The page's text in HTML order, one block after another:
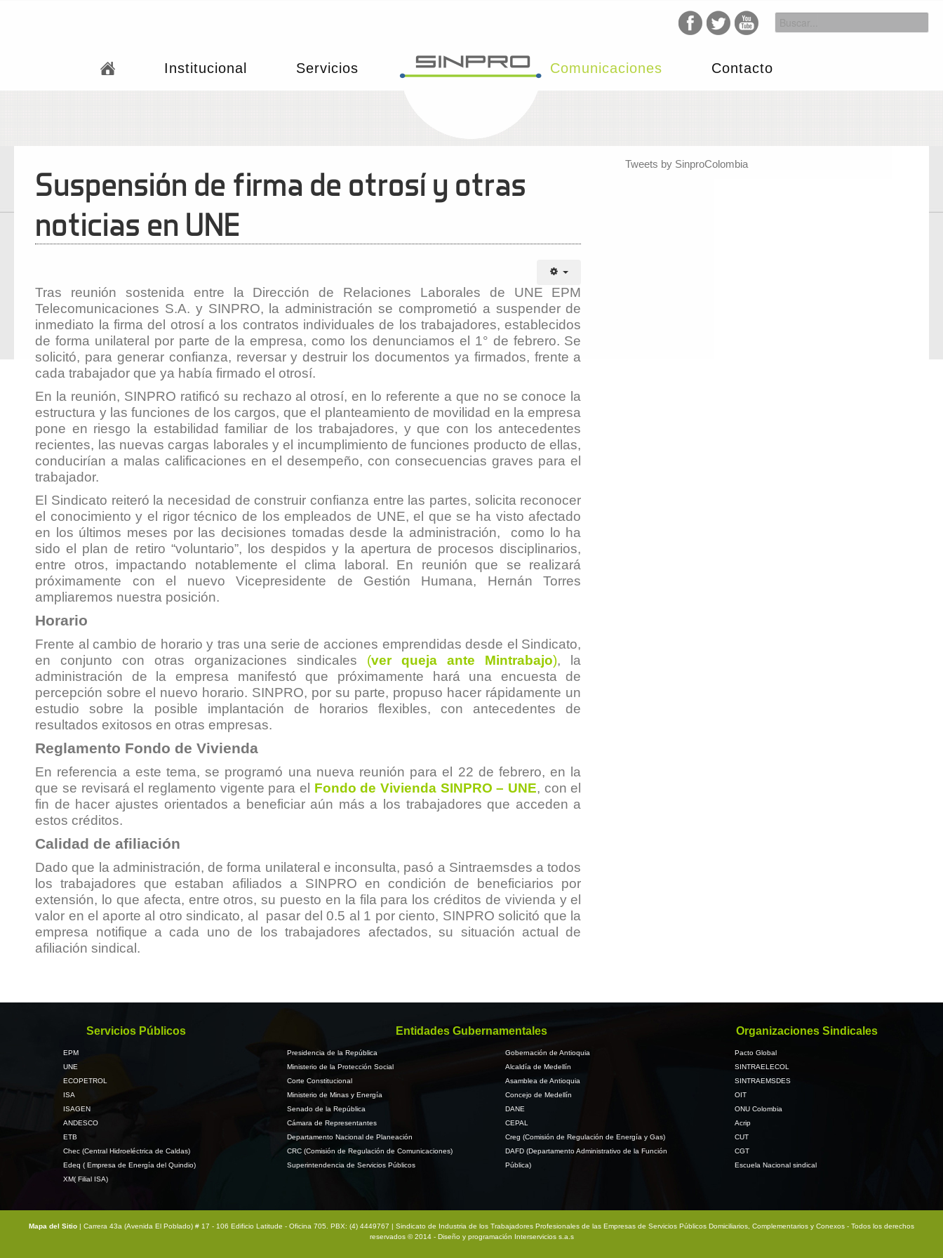
Institucional Servicios Comunicaciones Contacto
Suspensión de firma de otrosí y otras
noticias en UNE
Tras reunión sostenida entre la Dirección de Relaciones Laborales de UNE EPM
Telecomunicaciones S.A. y SINPRO, la administración se comprometió a suspender de
inmediato la firma del otrosí a los contratos individuales de los trabajadores, establecidos
de forma unilateral por parte de la empresa, como los denunciamos el 1° de febrero. Se
solicitó, para generar confianza, reversar y destruir los documentos ya firmados, frente a
cada trabajador que ya había firmado el otrosí.
En la reunión, SINPRO ratificó su rechazo al otrosí, en lo referente a que no se conoce la
estructura y las funciones de los cargos, que el planteamiento de movilidad en la empresa
pone en riesgo la estabilidad familiar de los trabajadores, y que con los antecedentes
recientes, las nuevas cargas laborales y el incumplimiento de funciones producto de ellas,
conducirían a malas calificaciones en el desempeño, con consecuencias graves para el
trabajador.
El Sindicato reiteró la necesidad de construir confianza entre las partes, solicita reconocer
el conocimiento y el rigor técnico de los empleados de UNE, el que se ha visto afectado
en los últimos meses por las decisiones tomadas desde la administración, como lo ha
sido el plan de retiro “voluntario”, los despidos y la apertura de procesos disciplinarios,
entre otros, impactando notablemente el clima laboral. En reunión que se realizará
próximamente con el nuevo Vicepresidente de Gestión Humana, Hernán Torres
ampliaremos nuestra posición.
Horario
Frente al cambio de horario y tras una serie de acciones emprendidas desde el Sindicato,
en conjunto con otras organizaciones sindicales (ver queja ante Mintrabajo), la
administración de la empresa manifestó que próximamente hará una encuesta de
percepción sobre el nuevo horario. SINPRO, por su parte, propuso hacer rápidamente un
estudio sobre la posible implantación de horarios flexibles, con antecedentes de
resultados exitosos en otras empresas.
Reglamento Fondo de Vivienda
En referencia a este tema, se programó una nueva reunión para el 22 de febrero, en la
que se revisará el reglamento vigente para el Fondo de Vivienda SINPRO – UNE, con el
fin de hacer ajustes orientados a beneficiar aún más a los trabajadores que acceden a
estos créditos.
Calidad de afiliación
Dado que la administración, de forma unilateral e inconsulta, pasó a Sintraemsdes a todos
los trabajadores que estaban afiliados a SINPRO en condición de beneficiarios por
extensión, lo que afecta, entre otros, su puesto en la fila para los créditos de vivienda y el
valor en el aporte al otro sindicato, al pasar del 0.5 al 1 por ciento, SINPRO solicitó que la
empresa notifique a cada uno de los trabajadores afectados, su situación actual de
afiliación sindical.
Tweets by SinproColombia
Servicios Públicos
EPM
UNE
ECOPETROL
ISA
ISAGEN
ANDESCO
ETB
Chec (Central Hidroeléctrica de Caldas)
Edeq ( Empresa de Energía del Quindio)
XM( Filial ISA)
Entidades Gubernamentales
Presidencia de la República
Ministerio de la Protección Social
Corte Constitucional
Ministerio de Minas y Energía
Senado de la República
Cámara de Representantes
Departamento Nacional de Planeación
CRC (Comisión de Regulación de Comunicaciones)
Superintendencia de Servicios Públicos
Gobernación de Antioquia
Alcaldía de Medellín
Asamblea de Antioquia
Concejo de Medellín
DANE
CEPAL
Creg (Comisión de Regulación de Energía y Gas)
DAFD (Departamento Administrativo de la Función
Pública)
Organizaciones Sindicales
Pacto Global
SINTRAELECOL
SINTRAEMSDES
OIT
ONU Colombia
Acrip
CUT
CGT
Escuela Nacional sindical
Mapa del Sitio | Carrera 43a (Avenida El Poblado) # 17 - 106 Edificio Latitude - Oficina 705. PBX: (4) 4449767 | Sindicato de Industria de los Trabajadores Profesionales de las Empresas de Servicios Públicos Domiciliarios, Complementarios y Conexos - Todos los derechos
reservados © 2014 - Diseño y programación Interservicios s.a.s